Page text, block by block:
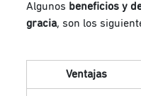
Algunos beneficios y
gracia, son los
Ventajas